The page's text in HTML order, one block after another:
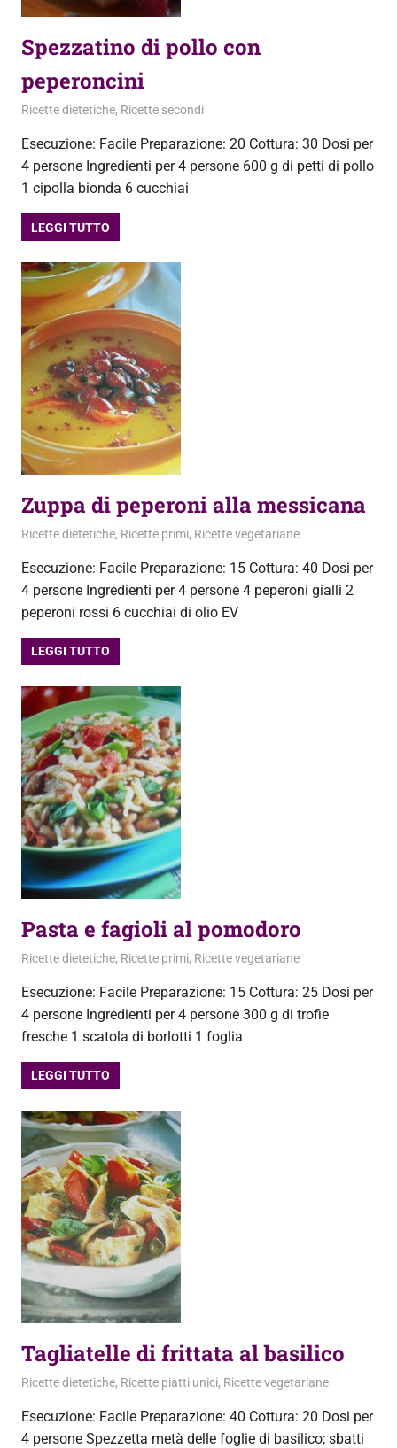
Spezzatino di pollo con
peperoncini
27 Settembre 2012
admin
Ricette dietetiche, Ricette secondi
Esecuzione: Facile Preparazione: 20 Cottura: 30 Dosi per
4 persone Ingredienti per 4 persone 600 g di petti di pollo
1 cipolla bionda 6 cucchiai
LEGGI TUTTO
Zuppa di peperoni alla messicana
24 Settembre 2012
admin
Ricette dietetiche, Ricette primi, Ricette vegetariane
Esecuzione: Facile Preparazione: 15 Cottura: 40 Dosi per
4 persone Ingredienti per 4 persone 4 peperoni gialli 2
peperoni rossi 6 cucchiai di olio EV
LEGGI TUTTO
Pasta e fagioli al pomodoro
21 Settembre 2012
admin
Ricette dietetiche, Ricette primi, Ricette vegetariane
Esecuzione: Facile Preparazione: 15 Cottura: 25 Dosi per
4 persone Ingredienti per 4 persone 300 g di trofie
fresche 1 scatola di borlotti 1 foglia
LEGGI TUTTO
Tagliatelle di frittata al basilico
4 Agosto 2012
admin
Ricette dietetiche, Ricette piatti unici, Ricette vegetariane
Esecuzione: Facile Preparazione: 40 Cottura: 20 Dosi per
4 persone Spezzetta metà delle foglie di basilico; sbatti